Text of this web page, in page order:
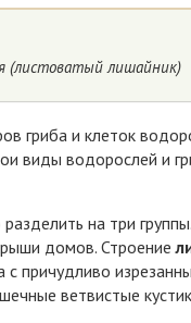
(листоватый лишайник)
гриба и клеток
виды водорослей и
на три
домов. Строение
причудливо
ветвистые